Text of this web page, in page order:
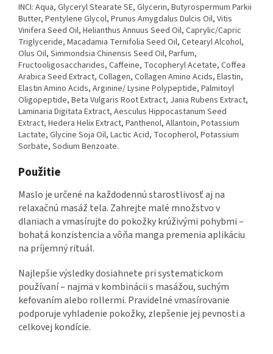
INCI: Aqua, Glyceryl Stearate SE, Glycerin, Butyrospermum Parkii
Butter, Pentylene Glycol, Prunus Amygdalus Dulcis Oil, Vitis
Vinifera Seed Oil, Helianthus Annuus Seed Oil, Caprylic/Capric
Triglyceride, Macadamia Ternifolia Seed Oil, Cetearyl Alcohol,
Olus Oil, Simmondsia Chinensis Seed Oil, Parfum,
Fructooligosaccharides, Caffeine, Tocopheryl Acetate, Coffea
Arabica Seed Extract, Collagen, Collagen Amino Acids, Elastin,
Elastin Amino Acids, Arginine/ Lysine Polypeptide, Palmitoyl
Oligopeptide, Beta Vulgaris Root Extract, Jania Rubens Extract,
Laminaria Digitata Extract, Aesculus Hippocastanum Seed
Extract, Hedera Helix Extract, Panthenol, Allantoin, Potassium
Lactate, Glycine Soja Oil, Lactic Acid, Tocopherol, Potassium
Sorbate, Sodium Benzoate.
Použitie
Maslo je určené na každodennú starostlivosť aj na
relaxačnú masáž tela. Zahrejte malé množstvo v
dlaniach a vmasírujte do pokožky krúživými pohybmi –
bohatá konzistencia a vôňa manga premenia aplikáciu
na príjemný rituál.
Najlepšie výsledky dosiahnete pri systematickom
používaní – najmä v kombinácii s masážou, suchým
kefovaním alebo rollermi. Pravidelné vmasírovanie
podporuje vyhladenie pokožky, zlepšenie jej pevnosti a
celkovej kondície.